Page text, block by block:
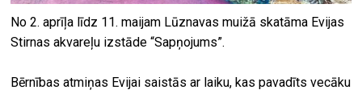
No 2. aprīļa līdz 11. maijam Lūznavas muižā skatāma Evijas
Stirnas akvareļu izstāde “Sapņojums”.
Bērnības atmiņas Evijai saistās ar laiku, kas pavadīts vecāku